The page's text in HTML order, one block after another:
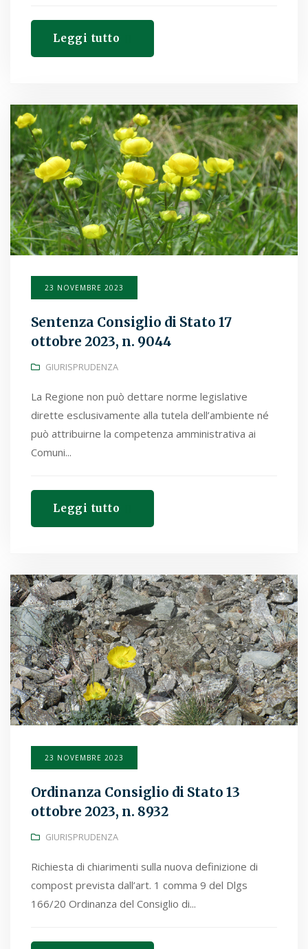
Leggi tutto
23 NOVEMBRE 2023
Sentenza Consiglio di Stato 17
ottobre 2023, n. 9044
GIURISPRUDENZA
La Regione non può dettare norme legislative
dirette esclusivamente alla tutela dell’ambiente né
può attribuirne la competenza amministrativa ai
Comuni...
Leggi tutto
23 NOVEMBRE 2023
Ordinanza Consiglio di Stato 13
ottobre 2023, n. 8932
GIURISPRUDENZA
Richiesta di chiarimenti sulla nuova definizione di
compost prevista dall’art. 1 comma 9 del Dlgs
166/20 Ordinanza del Consiglio di...